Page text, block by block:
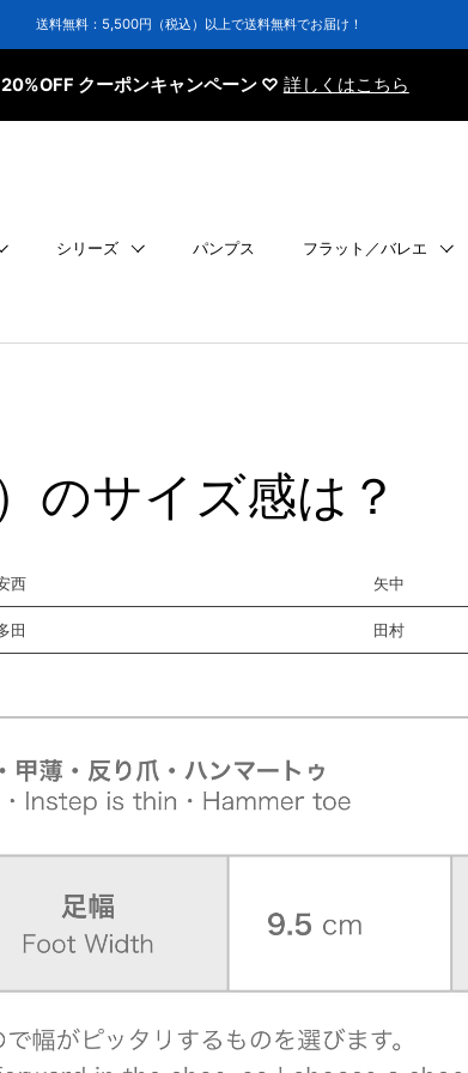
送料無料：5,500円（税込）以上で送料無料でお届け！
クーポンキャンペーン ♡ 詳しくはこちら
シリーズ パンプス フラット／バレエ
のサイズ感は？
西 矢中
田 田村